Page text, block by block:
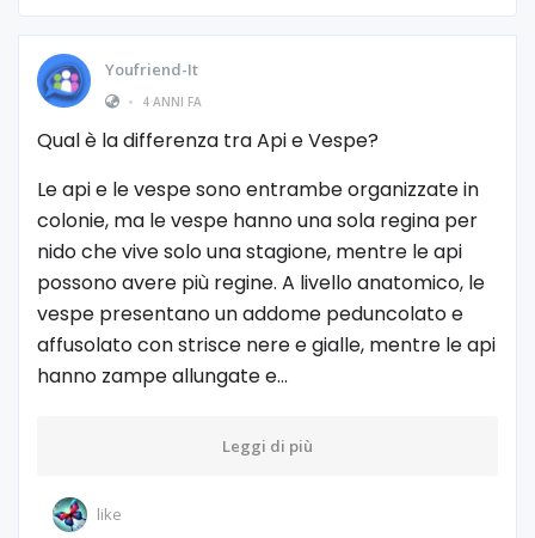
Youfriend-It
•
4 ANNI FA
Qual è la differenza tra Api e Vespe?
Le api e le vespe sono entrambe organizzate in
colonie, ma le vespe hanno una sola regina per
nido che vive solo una stagione, mentre le api
possono avere più regine. A livello anatomico, le
vespe presentano un addome peduncolato e
affusolato con strisce nere e gialle, mentre le api
hanno zampe allungate e…
Leggi di più
like